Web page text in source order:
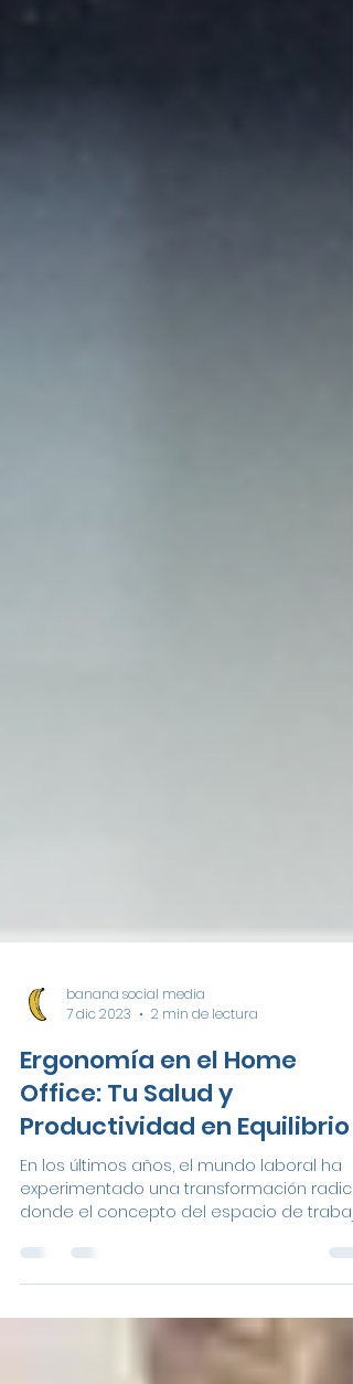
banana social media
7 dic 2023
2 min de lectura
Ergonomía en el Home
Office: Tu Salud y
Productividad en Equilibrio
experimentado una transformación
donde el concepto del espacio de